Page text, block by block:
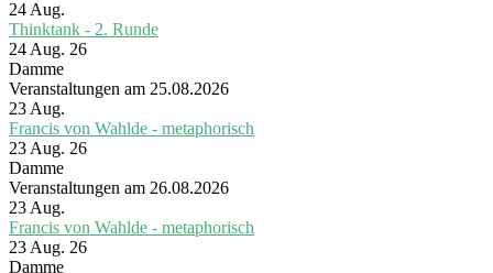
24 Aug.
Thinktank - 2. Runde
24 Aug. 26
Damme
Veranstaltungen am 25.08.2026
23 Aug.
Francis von Wahlde - metaphorisch
23 Aug. 26
Damme
Veranstaltungen am 26.08.2026
23 Aug.
Francis von Wahlde - metaphorisch
23 Aug. 26
Damme